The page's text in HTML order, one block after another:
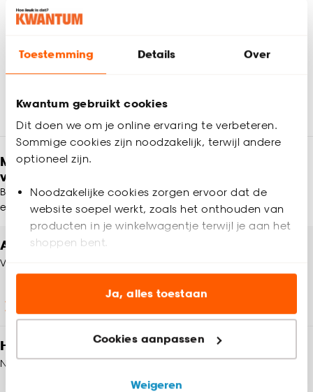
Toestemming Details Over
Kwantum gebruikt cookies
Dit doen we om je online ervaring te verbeteren.
Sommige cookies zijn noodzakelijk, terwijl andere
optioneel zijn.
Noodzakelijke cookies zorgen ervoor dat de
website soepel werkt, zoals het onthouden van
producten in je winkelwagentje terwijl je aan het
shoppen bent.
Analytische cookies (optioneel) helpen ons de
website te verbeteren voor jou en al onze andere
Marketing cookies (optioneel) laten jou
relevante informatie en aanbiedingen zien op
Ja, alles toestaan
Cookies aanpassen
Weigeren
1.
-
Alleen in de winkel
Meld je aan en ontvang € 5,- korting op je
volgende bestelling
Blijf per e-mail op de hoogte van leuke aanbiedingen, inspiratie
en meer!
Altijd een winkel in de buurt
Vind jouw Kwantum winkel
Heb je vragen?
Neem contact op met onze klantenservice